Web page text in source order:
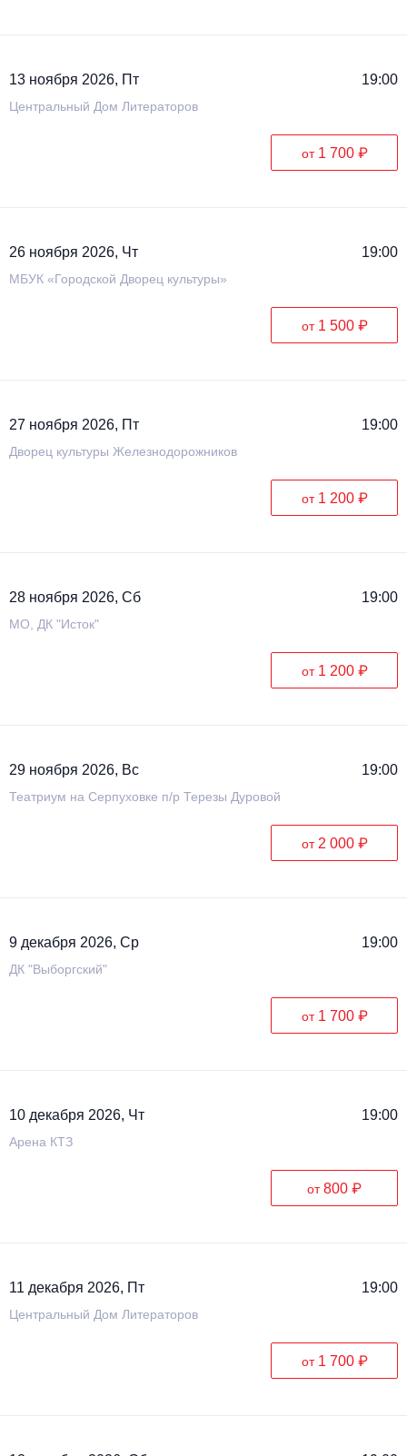
13 ноября 2026, Пт 19:00
Центральный Дом Литераторов
от 1 700 ₽
26 ноября 2026, Чт 19:00
МБУК «Городской Дворец культуры»
от 1 500 ₽
27 ноября 2026, Пт 19:00
Дворец культуры Железнодорожников
от 1 200 ₽
28 ноября 2026, Сб 19:00
МО, ДК "Исток"
от 1 200 ₽
29 ноября 2026, Вс 19:00
Театриум на Серпуховке п/р Терезы Дуровой
от 2 000 ₽
9 декабря 2026, Ср 19:00
ДК "Выборгский"
от 1 700 ₽
10 декабря 2026, Чт 19:00
Арена КТЗ
от800 ₽
11 декабря 2026, Пт 19:00
Центральный Дом Литераторов
от 1 700 ₽